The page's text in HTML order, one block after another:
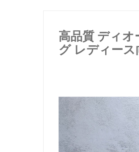
高品質 ディ
グ レディー